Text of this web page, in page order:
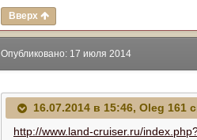
Вверх
Опубликовано: 17 июля 2014
16.07.2014 в 15:46, Oleg 161
http://www.land-cruiser.ru/